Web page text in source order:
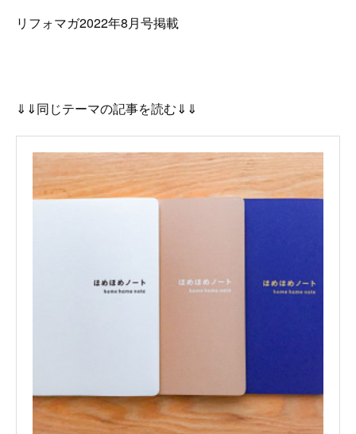
リフォマガ2022年8月号掲載
⇓⇓同じテーマの記事を読む⇓⇓